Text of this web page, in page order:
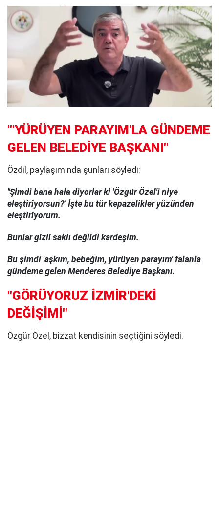
"'YÜRÜYEN PARAYIM'LA GÜNDEME
GELEN BELEDİYE BAŞKANI"
Özdil, paylaşımında şunları söyledi:
"Şimdi bana hala diyorlar ki 'Özgür Özel'i niye
eleştiriyorsun?' İşte bu tür kepazelikler yüzünden
eleştiriyorum.
Bunlar gizli saklı değildi kardeşim.
Bu şimdi 'aşkım, bebeğim, yürüyen parayım' falanla
gündeme gelen Menderes Belediye Başkanı.
"GÖRÜYORUZ İZMİR'DEKİ
DEĞİŞİMİ"
Özgür Özel, bizzat kendisinin seçtiğini söyledi.